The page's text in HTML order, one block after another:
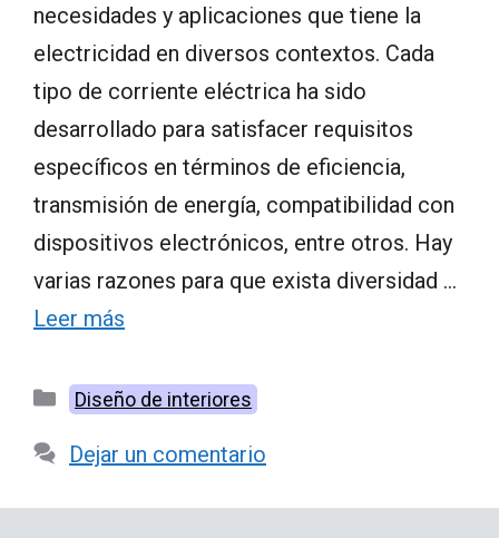
necesidades y aplicaciones que tiene la
electricidad en diversos contextos. Cada
tipo de corriente eléctrica ha sido
desarrollado para satisfacer requisitos
específicos en términos de eficiencia,
transmisión de energía, compatibilidad con
dispositivos electrónicos, entre otros. Hay
varias razones para que exista diversidad …
Leer más
Categorías
Diseño de interiores
Dejar un comentario